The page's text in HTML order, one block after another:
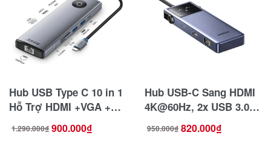
Hub USB Type C 10 in 1
Hỗ Trợ HDMI +VGA +
USB+SD/TF+Audio
1.290.000₫
Giá
gốc 900.000₫
Giá
hiện
Hub USB-C Sang HDMI
4K@60Hz, 2x USB 3.0,
2x USB-C , 1x USB 2.0,
1x RJ45 1Gbps, PD
950.000₫
Giá
gốc 820.000₫
Giá
hiện